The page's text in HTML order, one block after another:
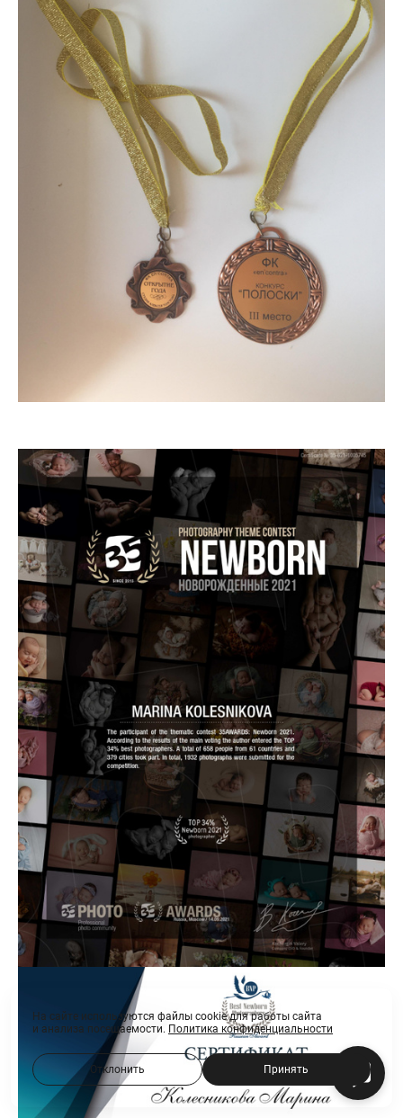
На сайте используются файлы cookie для работы сайта
и анализа посещаемости. Политика конфиденциальности
Отклонить Принять